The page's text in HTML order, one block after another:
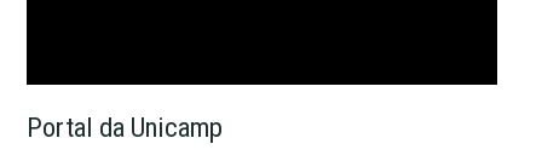
Portal da Unicamp